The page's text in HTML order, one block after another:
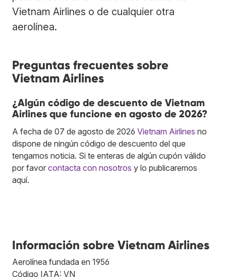
Vietnam Airlines o de cualquier otra
aerolínea.
Preguntas frecuentes sobre
Vietnam Airlines
¿Algún código de descuento de Vietnam
Airlines que funcione en agosto de 2026?
A fecha de 07 de agosto de 2026 Vietnam Airlines no
dispone de ningún código de descuento del que
tengamos noticia. Si te enteras de algún cupón válido
por favor contacta con nosotros y lo publicaremos
aquí.
Información sobre Vietnam Airlines
Aerolínea fundada en 1956
Código IATA: VN